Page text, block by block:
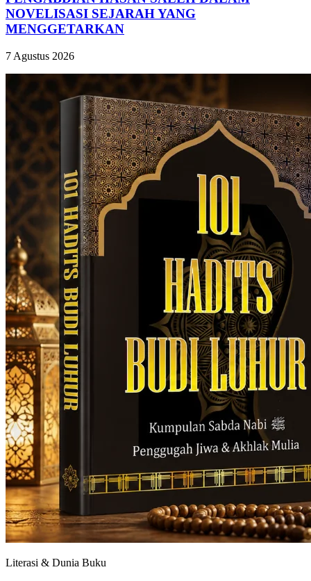
NOVELISASI SEJARAH YANG
MENGGETARKAN
7 Agustus 2026
Literasi & Dunia Buku